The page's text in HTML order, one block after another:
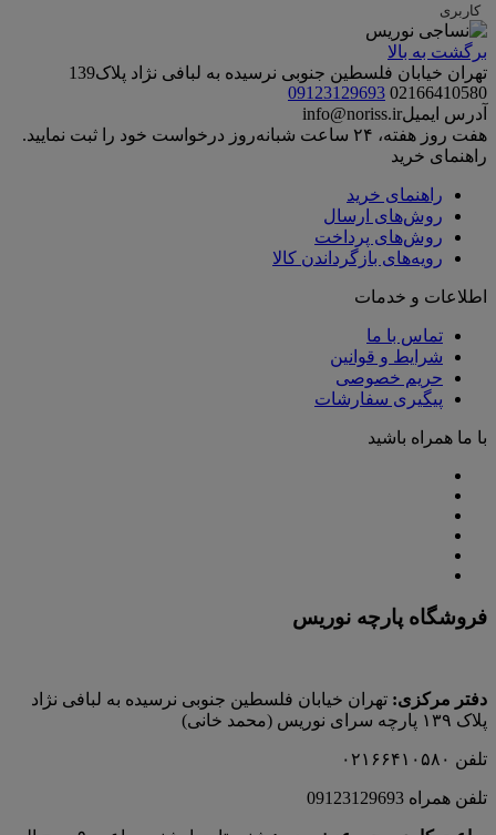
کاربری
برگشت به بالا
تهران خیابان فلسطین جنوبی نرسیده به لبافی نژاد پلاک139
02166410580
09123129693
آدرس ایمیلinfo@noriss.ir
هفت روز هفته، ۲۴ ساعت شبانه‌روز درخواست خود را ثبت نمایید.
راهنمای خرید
راهنمای خرید
روش‌های ارسال
روش‌های پرداخت
رویه‌های بازگرداندن کالا
اطلاعات و خدمات
تماس با ما
شرایط و قوانین
حریم خصوصی
پیگیری سفارشات
با ما همراه باشید
فروشگاه پارچه نوریس
دفتر مرکزی: تهران خیابان فلسطین جنوبی نرسیده به لبافی نژاد
پلاک ۱۳۹ پارچه‌ سرای نوريس (محمد خانی)
تلفن ۰۲۱۶۶۴۱۰۵۸۰
تلفن همراه 09123129693